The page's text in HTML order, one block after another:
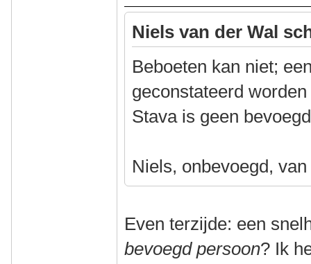
Niels van der Wal
Beboeten kan niet;
geconstateerd
Stava is geen
Niels, onbevoegd,
Even terzijde: een
bevoegd persoon? Ik